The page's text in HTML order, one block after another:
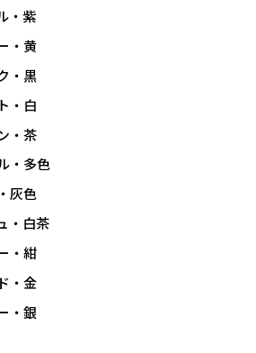
・紫
・黄
・黒
・白
・茶
・多色
灰色
・白茶
・紺
・金
・銀